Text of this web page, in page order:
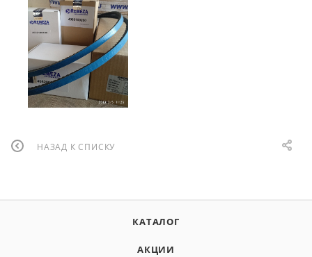
НАЗАД К СПИСКУ
КАТАЛОГ
АКЦИИ